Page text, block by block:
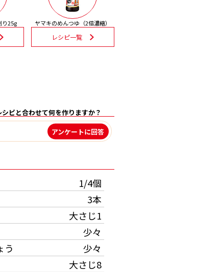
鍋つゆ
り25g ヤマキのめんつゆ（2倍濃縮）
レシピ一覧
ピと合わせて何を作りますか？
アンケートに回答
1/4個
3本
大さじ1
少々
う
少々
大さじ8